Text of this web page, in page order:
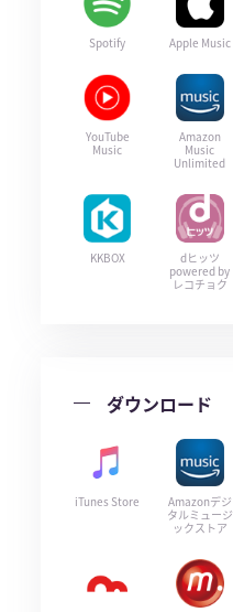
Spotify Apple Music
YouTube
Music
Amazon
Music
Unlimited
KKBOX
dヒッツ
powered by
レコチョク
ダウンロード
iTunes Store
Amazonデジ
タルミュージ
ックストア